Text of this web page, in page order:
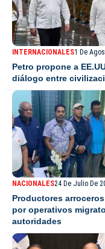
INTERNACIONALES1 De
Petro propone a
diálogo entre
NACIONALES24 De Julio De
Productores
por operativos
autoridades